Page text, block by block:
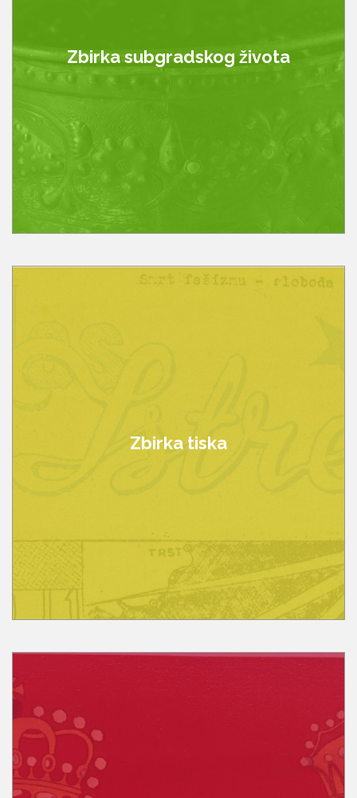
Zbirka subgradskog života
Zbirka tiska